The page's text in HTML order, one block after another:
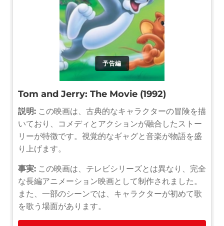
予告編
Tom and Jerry: The Movie (1992)
説明: この映画は、古典的なキャラクターの冒険を描
いており、コメディとアクションが融合したストー
リーが特徴です。視覚的なギャグと音楽が物語を盛
り上げます。
事実: この映画は、テレビシリーズとは異なり、完全
な長編アニメーション映画として制作されました。
また、一部のシーンでは、キャラクターが初めて歌
を歌う場面があります。